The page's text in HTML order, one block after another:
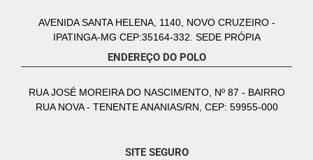
AVENIDA SANTA HELENA, 1140, NOVO CRUZEIRO -
IPATINGA-MG CEP:35164-332. SEDE PRÓPIA
ENDEREÇO DO POLO
RUA JOSÉ MOREIRA DO NASCIMENTO, Nº 87 - BAIRRO
RUA NOVA - TENENTE ANANIAS/RN, CEP: 59955-000
SITE SEGURO